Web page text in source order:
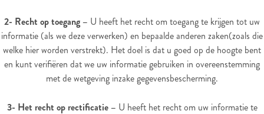
2- Recht op toegang – U heeft het recht om toegang te krijgen tot uw
informatie (als we deze verwerken) en bepaalde anderen zaken(zoals die
welke hier worden verstrekt). Het doel is dat u goed op de hoogte bent
en kunt verifiëren dat we uw informatie gebruiken in overeenstemming
met de wetgeving inzake gegevensbescherming.
3- Het recht op rectificatie – U heeft het recht om uw informatie te